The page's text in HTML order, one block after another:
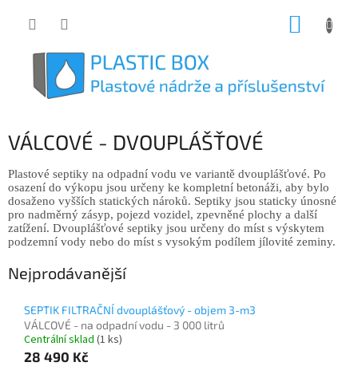
VÁLCOVÉ - DVOUPLÁŠŤOVÉ
Plastové septiky na odpadní vodu ve variantě dvouplášťové. Po
osazení do výkopu jsou určeny ke kompletní betonáži, aby bylo
dosaženo vyšších statických nároků. Septiky jsou staticky únosné
pro nadměrný zásyp, pojezd vozidel, zpevněné plochy a další
zatížení. Dvouplášťové septiky jsou určeny do míst s výskytem
podzemní vody nebo do míst s vysokým podílem jílovité zeminy.
Nejprodávanější
SEPTIK FILTRAČNÍ dvouplášťový - objem 3-m3
VÁLCOVÉ - na odpadní vodu - 3 000 litrů
Centrální sklad (1 ks)
28 490 Kč